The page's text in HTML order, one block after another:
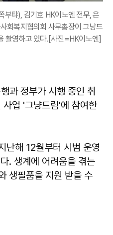
부탸), 김기호 HK이노엔 전무, 은
회복지협의회 사무총장이 그냥드
촬영하고 있다.[사진=HK이노엔]
과 정부가 시행 중인 취
사업 '그냥드림'에 참여한
난해 12월부터 시범 운영
. 생계에 어려움을 겪는
생필품을 지원 받을 수